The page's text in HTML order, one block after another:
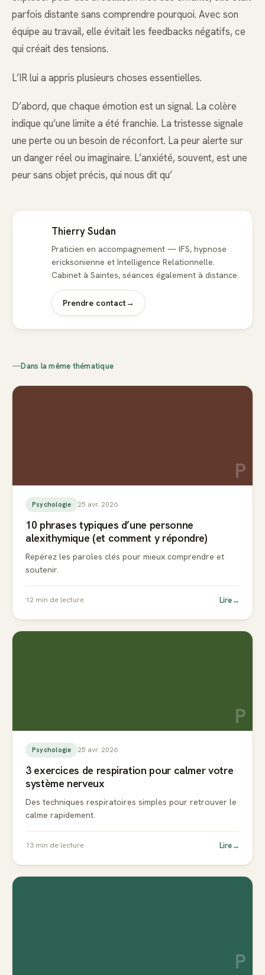
parfois distante sans comprendre pourquoi. Avec son
équipe au travail, elle évitait les feedbacks négatifs, ce
qui créait des tensions.
L’IR lui a appris plusieurs choses essentielles.
D’abord, que chaque émotion est un signal. La colère
indique qu’une limite a été franchie. La tristesse signale
une perte ou un besoin de réconfort. La peur alerte sur
un danger réel ou imaginaire. L’anxiété, souvent, est une
peur sans objet précis, qui nous dit qu’
Thierry Sudan
Praticien en accompagnement — IFS, hypnose
ericksonienne et Intelligence Relationnelle.
Cabinet à Saintes, séances également à distance.
Prendre contact→
—Dans la même thématique
P
Psychologie 25 avr. 2026
10 phrases typiques d’une personne
alexithymique (et comment y répondre)
Repérez les paroles clés pour mieux comprendre et
soutenir.
12 min de lecture Lire→
P
Psychologie 25 avr. 2026
3 exercices de respiration pour calmer votre
système nerveux
Des techniques respiratoires simples pour retrouver le
calme rapidement.
13 min de lecture Lire→
P